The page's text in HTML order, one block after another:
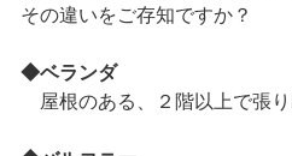
その違いをご存知ですか？
◆ベランダ
屋根のある、２階以上で張り